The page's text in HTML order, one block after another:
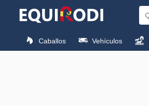
Caballos Vehículos